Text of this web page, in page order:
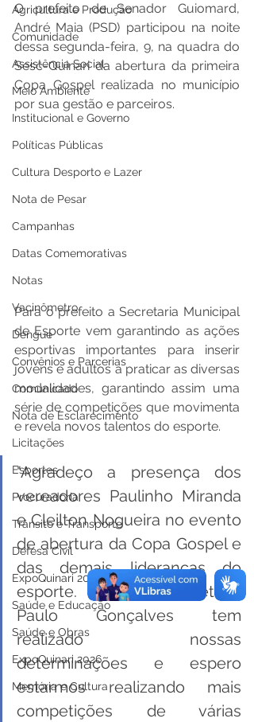
Agricultura e Produção
Comunidade
Assistência Social
Meio Ambiente
Institucional e Governo
Políticas Públicas
Cultura Desporto e Lazer
Nota de Pesar
Campanhas
Datas Comemorativas
Notas
Vacinômetro
Dengue
Convênios e Parcerias
Comunicado
Nota de Esclarecimento
Licitações
Esportes
Procuradoria
Trânsito e Transporte
Defesa Civil
ExpoQuinari 2025
Saúde e Educação
Saúde e Obras
ExpoQuinari 2026
Memória e Cultura
O prefeito de Senador Guiomard,
André Maia (PSD) participou na noite
dessa segunda-feira, 9, na quadra do
Sesc-Quinari da abertura da primeira
Copa Gospel realizada no município
por sua gestão e parceiros.
Para o prefeito a Secretaria Municipal
de Esporte vem garantindo as ações
esportivas importantes para inserir
jovens e adultos a praticar as diversas
modalidades, garantindo assim uma
série de competições que movimenta
e revela novos talentos do esporte.
"Agradeço a presença dos
vereadores Paulinho Miranda
e Cleilton Nogueira no evento
de abertura da Copa Gospel e
das demais lideranças do
esporte. Nosso secretário
Paulo Gonçalves tem
realizado nossas
determinações e espero
estarmos realizando mais
competições de várias